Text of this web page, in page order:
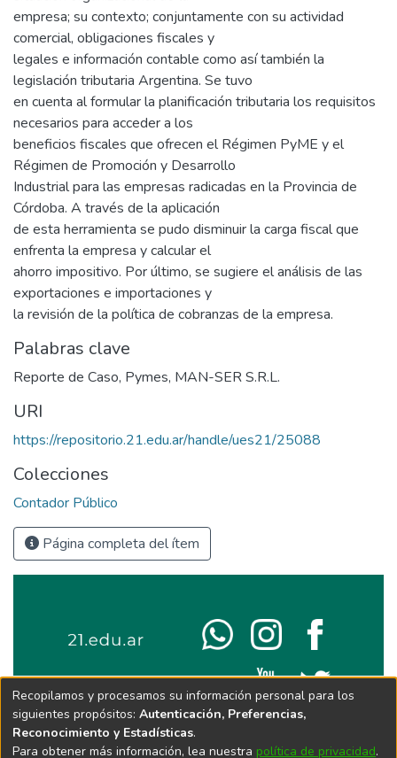
empresa; su contexto; conjuntamente con su actividad
comercial, obligaciones fiscales y
legales e información contable como así también la
legislación tributaria Argentina. Se tuvo
en cuenta al formular la planificación tributaria los requisitos
necesarios para acceder a los
beneficios fiscales que ofrecen el Régimen PyME y el
Régimen de Promoción y Desarrollo
Industrial para las empresas radicadas en la Provincia de
Córdoba. A través de la aplicación
de esta herramienta se pudo disminuir la carga fiscal que
enfrenta la empresa y calcular el
ahorro impositivo. Por último, se sugiere el análisis de las
exportaciones e importaciones y
la revisión de la política de cobranzas de la empresa.
Palabras clave
Reporte de Caso, Pymes, MAN-SER S.R.L.
URI
https://repositorio.21.edu.ar/handle/ues21/25088
Colecciones
Contador Público
Página completa del ítem
Recopilamos y procesamos su información personal para los
siguientes propósitos: Autenticación, Preferencias,
Reconocimiento y Estadísticas.
Para obtener más información, lea nuestra política de privacidad.